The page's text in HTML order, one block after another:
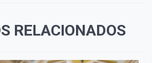
RELACIONADOS